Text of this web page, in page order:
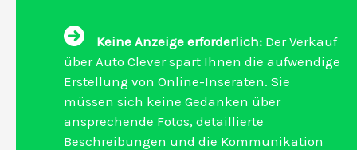
Keine Anzeige erforderlich: Der Verkauf
über Auto Clever spart Ihnen die aufwendige
Erstellung von Online-Inseraten. Sie
müssen sich keine Gedanken über
ansprechende Fotos, detaillierte
Beschreibungen und die Kommunikation